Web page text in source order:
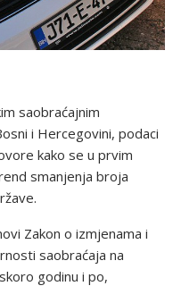
saobraćajnim
i Hercegovini, podaci
kako se u prvim
smanjenja broja
Zakon o izmjenama i
saobraćaja na
godinu i po,